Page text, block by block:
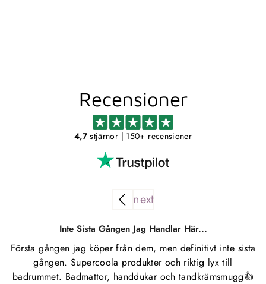
Recensioner
4,7stjärnor | 150+ recensioner
Inte Sista Gången Jag Handlar Här...
Första gången jag köper från dem, men definitivt inte sista
gången. Supercoola produkter och riktig lyx till
badrummet. Badmattor, handdukar och tandkrämsmugg👍